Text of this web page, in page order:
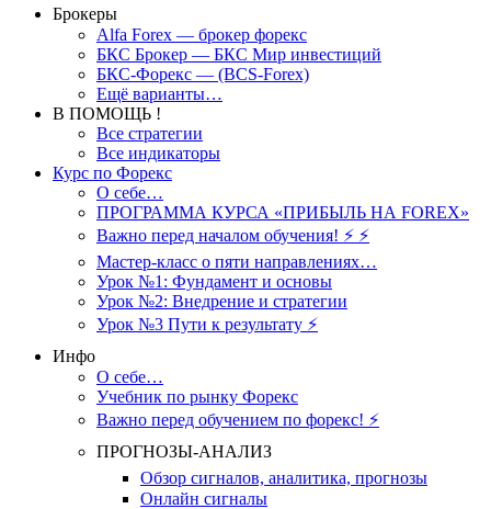
Брокеры
Alfa Forex — брокер форекс
БКС Брокер — БКС Мир инвестиций
БКС-Форекс — (BCS-Forex)
Ещё варианты…
В ПОМОЩЬ !
Все стратегии
Все индикаторы
Курс по Форекс
О себе…
ПРОГРАММА КУРСА «ПРИБЫЛЬ НА FOREX»
Важно перед началом обучения! ⚡ ⚡
Мастер-класс о пяти направлениях…
Урок №1: Фундамент и основы
Урок №2: Внедрение и стратегии
Урок №3 Пути к результату ⚡️
Инфо
О себе…
Учебник по рынку Форекс
Важно перед обучением по форекс! ⚡
ПРОГНОЗЫ-АНАЛИЗ
Обзор сигналов, аналитика, прогнозы
Онлайн сигналы